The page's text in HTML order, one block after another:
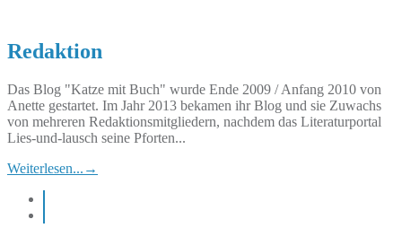
Redaktion
Das Blog "Katze mit Buch" wurde Ende 2009 / Anfang 2010 von
Anette gestartet. Im Jahr 2013 bekamen ihr Blog und sie Zuwachs
von mehreren Redaktionsmitgliedern, nachdem das Literaturportal
Lies-und-lausch seine Pforten...
Weiterlesen... →